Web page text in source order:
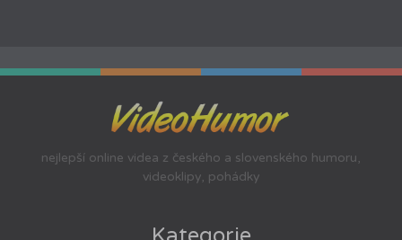
nejlepší online videa z českého a slovenského humoru,
videoklipy, pohádky